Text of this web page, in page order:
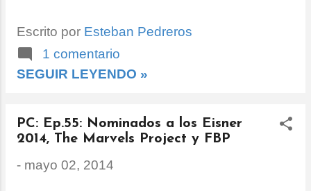
hacen decir: ¡¡Por fin pude ver The
Amazing Spider-Man 2!! Si bien no
quedé del todo conforme con la
para estar entusiasta respecto de la
secuela. Porque más allá de algunos
escenas que quedaron fuera, creo
Escrito por Esteban Pedreros
1 comentario
SEGUIR LEYENDO »
PC: Ep.55: Nominados a los Eisner
2014, The Marvels Project y FBP
- mayo 02, 2014